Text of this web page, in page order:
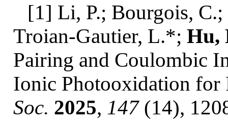
[1] Li, P.; Bourgois,
Troian-Gautier, L.*; Hu,
Pairing and Coulombic
Ionic Photooxidation
Soc. 2025, 147(14),